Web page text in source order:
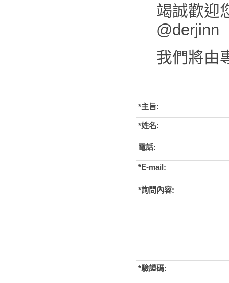
竭誠歡迎
@derjinn
我們將由
*主旨:
*姓名:
電話:
*E-mail:
*詢問內容:
*驗證碼: